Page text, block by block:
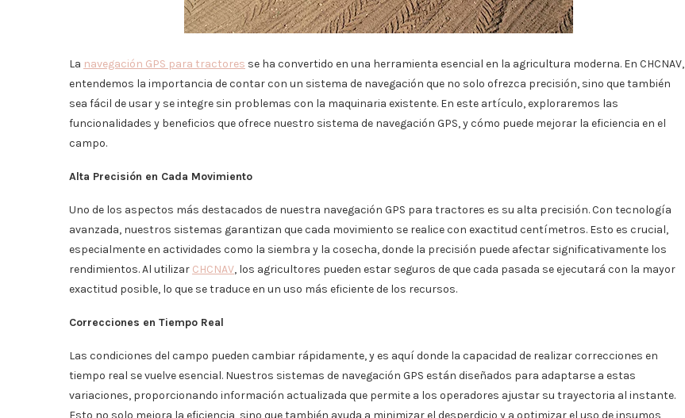
La navegación GPS para tractores se ha convertido en una herramienta esencial en la agricultura moderna. En CHCNAV,
entendemos la importancia de contar con un sistema de navegación que no solo ofrezca precisión, sino que también
sea fácil de usar y se integre sin problemas con la maquinaria existente. En este artículo, exploraremos las
funcionalidades y beneficios que ofrece nuestro sistema de navegación GPS, y cómo puede mejorar la eficiencia en el
campo.
Alta Precisión en Cada Movimiento
Uno de los aspectos más destacados de nuestra navegación GPS para tractores es su alta precisión. Con tecnología
avanzada, nuestros sistemas garantizan que cada movimiento se realice con exactitud centímetros. Esto es crucial,
especialmente en actividades como la siembra y la cosecha, donde la precisión puede afectar significativamente los
rendimientos. Al utilizar CHCNAV, los agricultores pueden estar seguros de que cada pasada se ejecutará con la mayor
exactitud posible, lo que se traduce en un uso más eficiente de los recursos.
Correcciones en Tiempo Real
Las condiciones del campo pueden cambiar rápidamente, y es aquí donde la capacidad de realizar correcciones en
tiempo real se vuelve esencial. Nuestros sistemas de navegación GPS están diseñados para adaptarse a estas
variaciones, proporcionando información actualizada que permite a los operadores ajustar su trayectoria al instante.
Esto no solo mejora la eficiencia, sino que también ayuda a minimizar el desperdicio y a optimizar el uso de insumos